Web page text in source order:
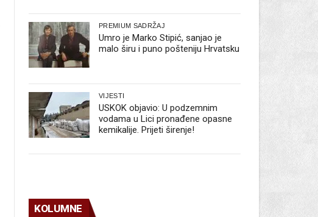
PREMIUM SADRŽAJ
Umro je Marko Stipić, sanjao je
malo širu i puno pošteniju Hrvatsku
VIJESTI
USKOK objavio: U podzemnim
vodama u Lici pronađene opasne
kemikalije. Prijeti širenje!
KOLUMNE